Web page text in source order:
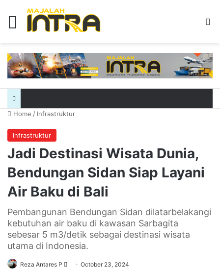
Menu
Home / Infrastruktur
Infrastruktur
Jadi Destinasi Wisata Dunia,
Bendungan Sidan Siap Layani
Air Baku di Bali
Pembangunan Bendungan Sidan dilatarbelakangi
kebutuhan air baku di kawasan Sarbagita
sebesar 5 m3/detik sebagai destinasi wisata
utama di Indonesia.
Reza Antares P
SendOctober 23, 2024